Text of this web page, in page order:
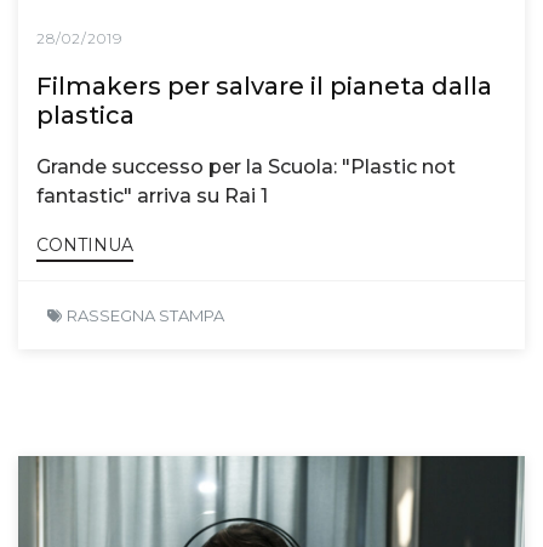
28/02/2019
Filmakers per salvare il pianeta dalla
plastica
Grande successo per la Scuola: "Plastic not
fantastic" arriva su Rai 1
CONTINUA
RASSEGNA STAMPA